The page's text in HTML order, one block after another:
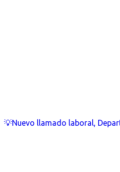
💡Nuevo llamado laboral,